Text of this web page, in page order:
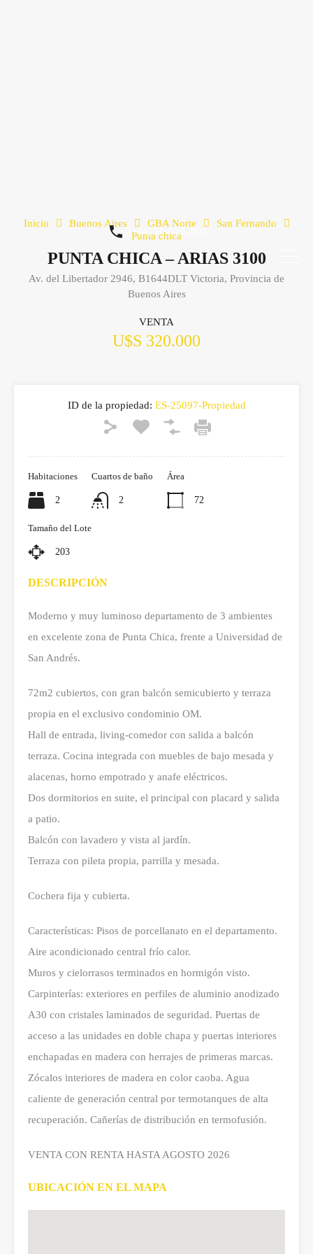
(+54) 11 4725.3131
Inicio Buenos Aires GBA Norte
San Fernando
Punta chica
PUNTA CHICA – ARIAS 3100
Av. del Libertador 2946, B1644DLT Victoria, Provincia de
Buenos Aires
VENTA
U$S 320.000
ID de la propiedad: ES-25097-Propiedad
Habitaciones
2
Cuartos de baño
2
Área
72
Tamaño del Lote
203
DESCRIPCIÓN
Moderno y muy luminoso departamento de 3 ambientes
en excelente zona de Punta Chica, frente a Universidad de
San Andrés.
72m2 cubiertos, con gran balcón semicubierto y terraza
propia en el exclusivo condominio OM.
Hall de entrada, living-comedor con salida a balcón
terraza. Cocina integrada con muebles de bajo mesada y
alacenas, horno empotrado y anafe eléctricos.
Dos dormitorios en suite, el principal con placard y salida
a patio.
Balcón con lavadero y vista al jardín.
Terraza con pileta propia, parrilla y mesada.
Cochera fija y cubierta.
Características: Pisos de porcellanato en el departamento.
Aire acondicionado central frío calor.
Muros y cielorrasos terminados en hormigón visto.
Carpinterías: exteriores en perfiles de aluminio anodizado
A30 con cristales laminados de seguridad. Puertas de
acceso a las unidades en doble chapa y puertas interiores
enchapadas en madera con herrajes de primeras marcas.
Zócalos interiores de madera en color caoba. Agua
caliente de generación central por termotanques de alta
recuperación. Cañerías de distribución en termofusión.
VENTA CON RENTA HASTA AGOSTO 2026
UBICACIÓN EN EL MAPA